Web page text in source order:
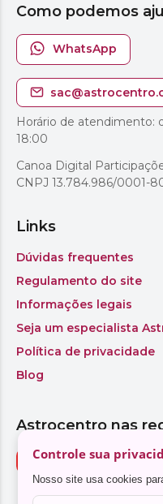
Controle sua
Nosso site usa cookies